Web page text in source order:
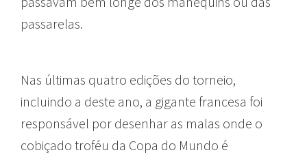
passarelas.
Nas últimas quatro edições do torneio,
incluindo a deste ano, a gigante francesa foi
responsável por desenhar as malas onde o
cobiçado troféu da Copa do Mundo é